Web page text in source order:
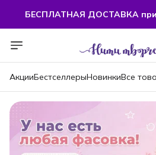
БЕСПЛАТНАЯ ДОСТАВКА при
БЕСПЛАТНАЯ ДОСТАВКА при
АкцииБестселлерыНовинкиВсе